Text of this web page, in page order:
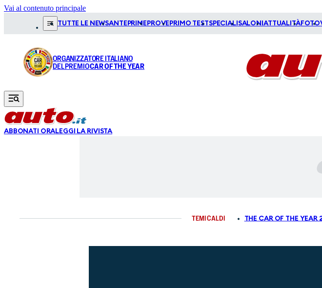
Vai al contenuto principale
TUTTE LE NEWSANTEPRIME PROVE PRIMO TESTSPECIALI SALONI ATTUALITÀFOTO
ORGANIZZATORE ITALIANO
DEL PREMIOCAR OF THE YEAR
ABBONATI ORALEGGI LA RIVISTA
TEMI CALDI THE CAR OF THE YEAR